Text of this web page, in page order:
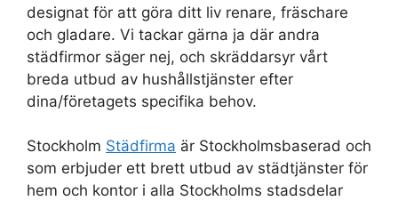
designat för att göra ditt liv renare, fräschare
och gladare. Vi tackar gärna ja där andra
städfirmor säger nej, och skräddarsyr vårt
breda utbud av hushållstjänster efter
dina/företagets specifika behov.
Stockholm Städfirma är Stockholmsbaserad och
som erbjuder ett brett utbud av städtjänster för
hem och kontor i alla Stockholms stadsdelar